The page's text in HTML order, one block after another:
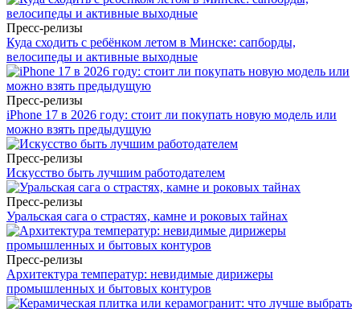
Пресс-релизы
Куда сходить с ребёнком летом в Минске: сапборды,
велосипеды и активные выходные
Пресс-релизы
iPhone 17 в 2026 году: стоит ли покупать новую модель или
можно взять предыдущую
Пресс-релизы
Искусство быть лучшим работодателем
Пресс-релизы
Уральская сага о страстях, камне и роковых тайнах
Пресс-релизы
Архитектура температур: невидимые дирижеры
промышленных и бытовых контуров